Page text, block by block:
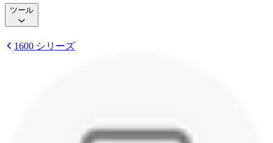
ツール
1600 シリーズ